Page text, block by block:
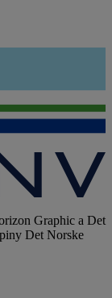
Graphic a Det
Det Norske